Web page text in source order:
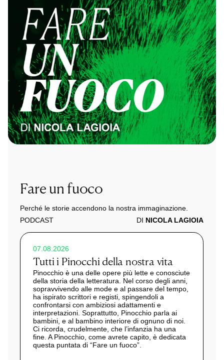
Fare un fuoco
Perché le storie accendono la nostra immaginazione.
PODCAST
DI NICOLA LAGIOIA
07.08.2026
Tutti i Pinocchi della nostra vita
Pinocchio è una delle opere più lette e conosciute
della storia della letteratura. Nel corso degli anni,
sopravvivendo alle mode e al passare del tempo,
ha ispirato scrittori e registi, spingendoli a
confrontarsi con ambiziosi adattamenti e
interpretazioni. Soprattutto, Pinocchio parla ai
bambini, e al bambino interiore di ognuno di noi.
Ci ricorda, crudelmente, che l’infanzia ha una
fine. A Pinocchio, come avrete capito, è dedicata
questa puntata di “Fare un fuoco”.